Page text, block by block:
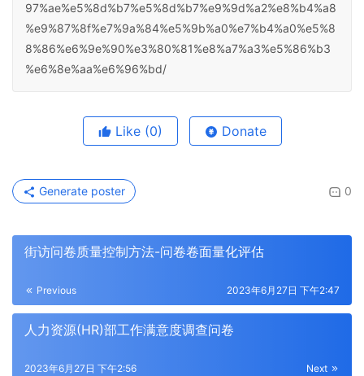
97%ae%e5%8d%b7%e5%8d%b7%e9%9d%a2%e8%b4%a8
%e9%87%8f%e7%9a%84%e5%9b%a0%e7%b4%a0%e5%8
8%86%e6%9e%90%e3%80%81%e8%a7%a3%e5%86%b3
%e6%8e%aa%e6%96%bd/
Like (0) Donate
0
Generate poster
街访问卷质量控制方法-问卷卷面量化评估
Previous 2023年6月27日 下午2:47
人力资源(HR)部工作满意度调查问卷
Next
2023年6月27日 下午2:56